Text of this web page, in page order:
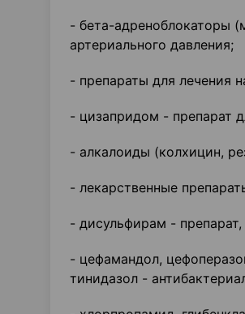
- бета-адреноблокаторы
артериального давления;
- препараты для лечения
- цизапридом - препарат
- алкалоиды (колхицин,
- лекарственные
- дисульфирам -
- цефамандол,
тинидазол -